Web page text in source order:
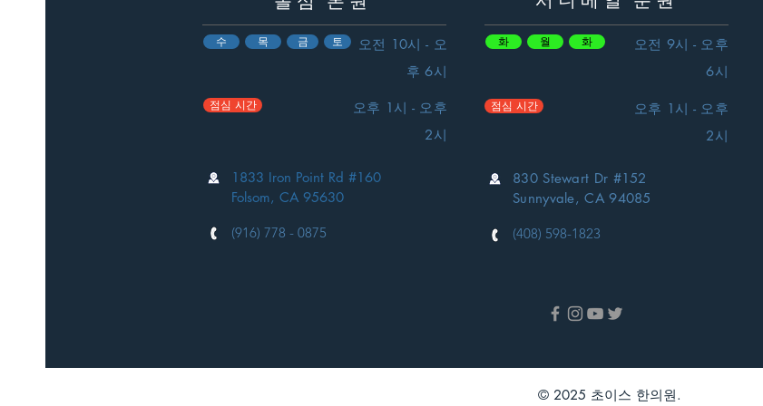
수 목 금 토
오전 10시 - 오
후 6시
점심 시간
오후 1시 - 오후
2시
1833 Iron Point Rd #160
Folsom, CA 95630
(916) 778 - 0875
화 월 화
점심 시간
오전 9시 - 오후
6시
오후 1시 - 오후
2시
830 Stewart Dr #152
Sunnyvale, CA 94085
(408) 598-1823
© 2025 초이스 한의원.